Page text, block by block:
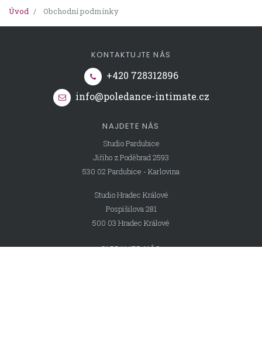
Úvod Obchodní podmínky
KONTAKTUJTE NÁS
+420 728312896
info@poledance-intimate.cz
NAJDETE NÁS
Studio Pardubice
Jiřího z Poděbrad 2593
530 02 Pardubice - Karlovina
Studio Hradec Králové
Pospíšilova 281
500 03 Hradec Králové
SLEDUJTE NÁS